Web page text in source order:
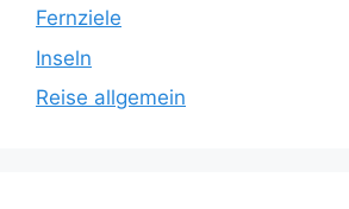
Fernziele
Inseln
Reise allgemein